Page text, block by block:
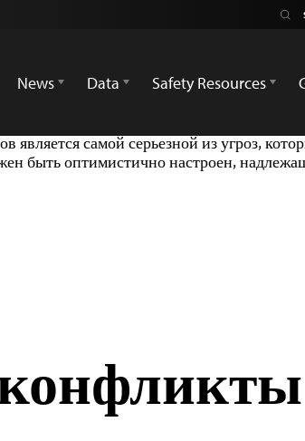
News
Data Safety Resources
самой серьезной из угроз,
быть оптимистично настроен,